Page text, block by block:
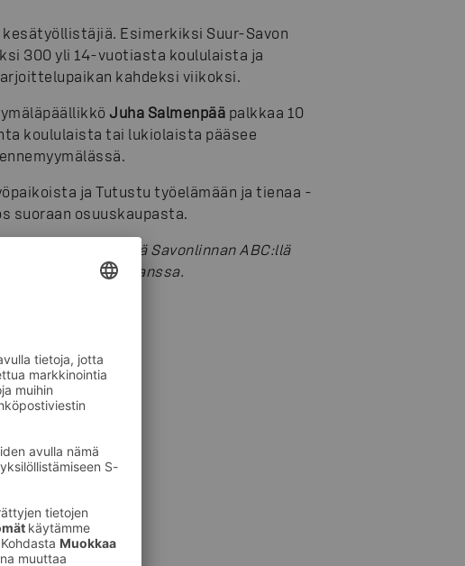
Esimerkiksi Suur-Savon
300 yli 14-vuotiasta koululaista ja
kahdeksi viikoksi.
Juha Salmenpää palkkaa 10
koululaista tai lukiolaista pääsee
ja Tutustu työelämään ja tienaa -
suoraan osuuskaupasta.
ensi kesänä Savonlinnan ABC:llä
Salmenpään kanssa.